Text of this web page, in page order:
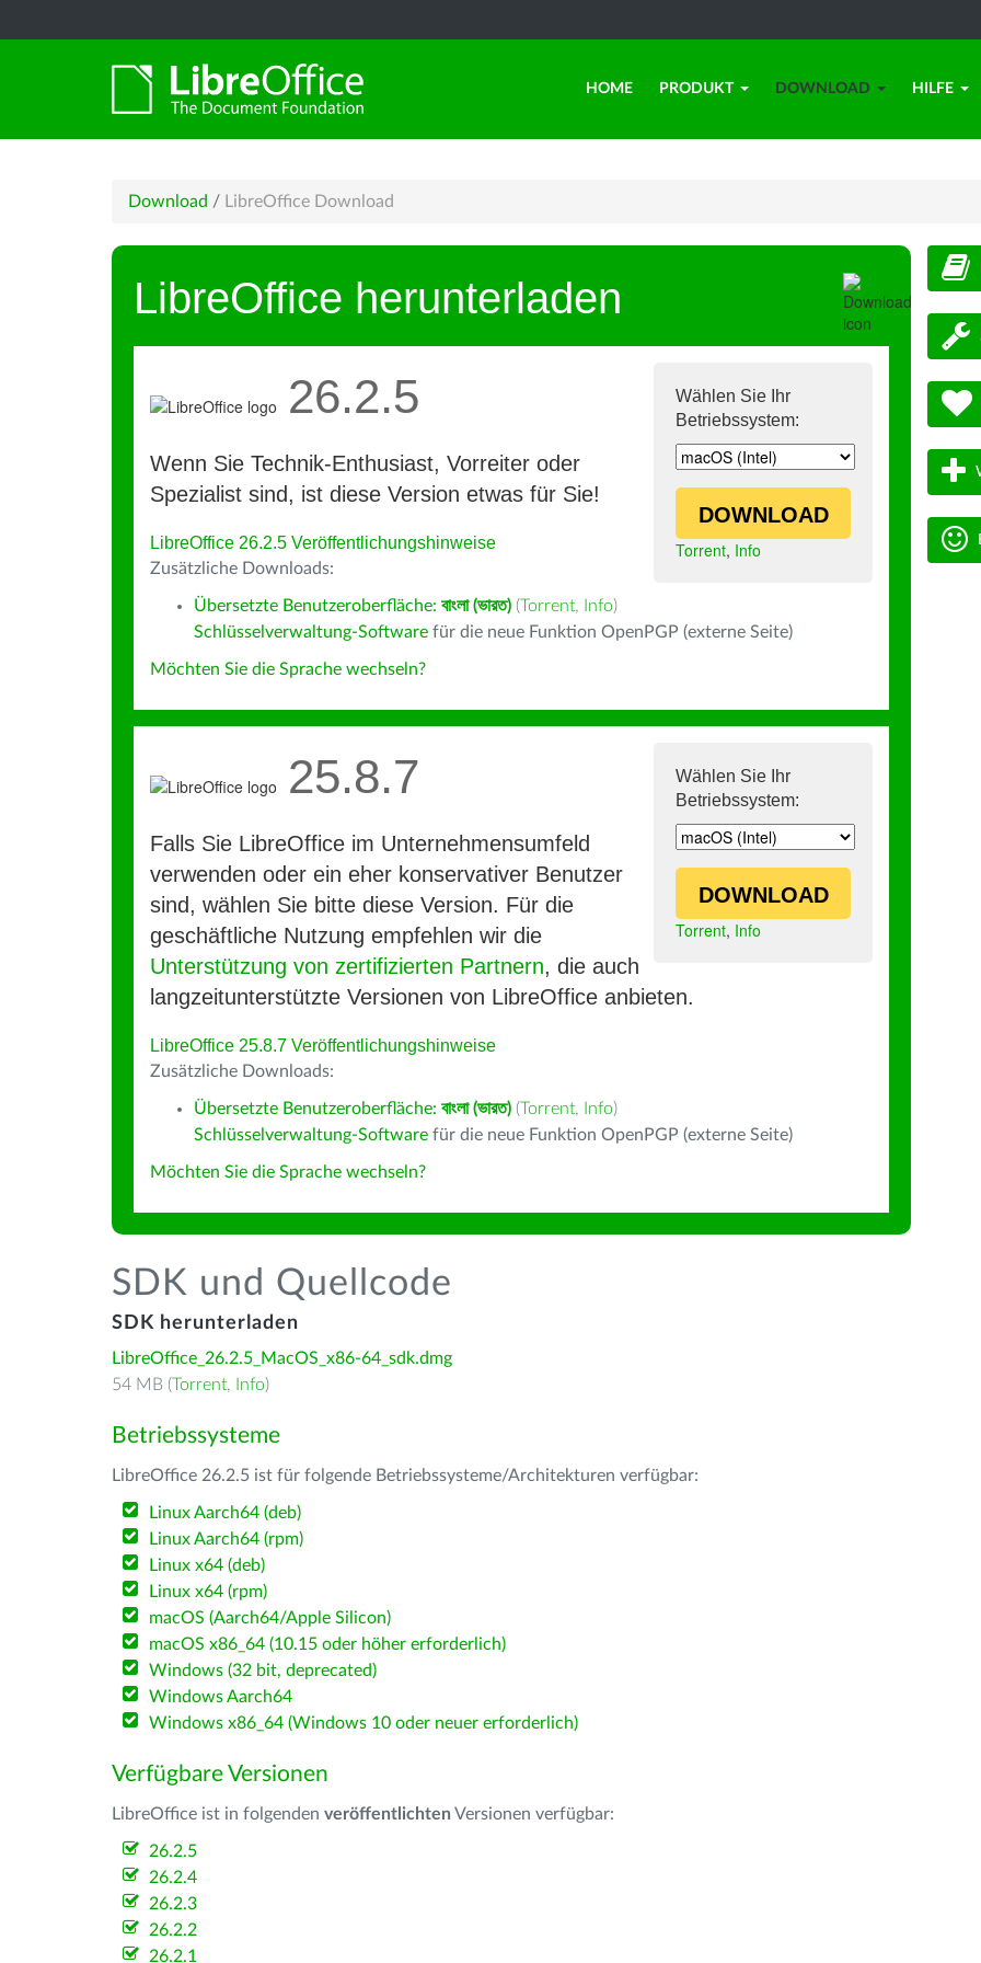
HOME PRODUKT DOWNLOAD HILFE
Download / LibreOffice Download
LibreOffice herunterladen
Wählen Sie Ihr
Betriebssystem:
DOWNLOAD
Torrent, Info
26.2.5
Wenn Sie Technik-Enthusiast, Vorreiter oder
Spezialist sind, ist diese Version etwas für Sie!
LibreOffice 26.2.5 Veröffentlichungshinweise
Zusätzliche Downloads:
Übersetzte Benutzeroberfläche: বাংলা (ভারত) (Torrent, Info)
Schlüsselverwaltung-Software für die neue Funktion OpenPGP (externe Seite)
Möchten Sie die Sprache wechseln?
Wählen Sie Ihr
Betriebssystem:
DOWNLOAD
Torrent, Info
25.8.7
Falls Sie LibreOffice im Unternehmensumfeld
verwenden oder ein eher konservativer Benutzer
sind, wählen Sie bitte diese Version. Für die
geschäftliche Nutzung empfehlen wir die
Unterstützung von zertifizierten Partnern, die auch
langzeitunterstützte Versionen von LibreOffice anbieten.
LibreOffice 25.8.7 Veröffentlichungshinweise
Zusätzliche Downloads:
Übersetzte Benutzeroberfläche: বাংলা (ভারত) (Torrent, Info)
Schlüsselverwaltung-Software für die neue Funktion OpenPGP (externe Seite)
Möchten Sie die Sprache wechseln?
SDK und Quellcode
SDK herunterladen
LibreOffice_26.2.5_MacOS_x86-64_sdk.dmg
54 MB (Torrent, Info)
Betriebssysteme
LibreOffice 26.2.5 ist für folgende Betriebssysteme/Architekturen verfügbar:
Linux Aarch64 (deb)
Linux Aarch64 (rpm)
Linux x64 (deb)
Linux x64 (rpm)
macOS (Aarch64/Apple Silicon)
macOS x86_64 (10.15 oder höher erforderlich)
Windows (32 bit, deprecated)
Windows Aarch64
Windows x86_64 (Windows 10 oder neuer erforderlich)
Verfügbare Versionen
LibreOffice ist in folgenden veröffentlichten Versionen verfügbar:
26.2.5
26.2.4
26.2.3
26.2.2
26.2.1